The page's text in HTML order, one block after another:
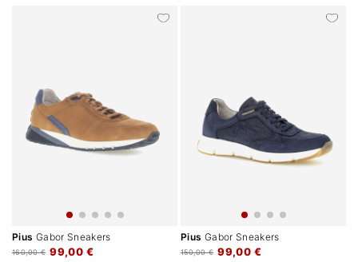
Pius Gabor Sneakers
99,00 €
160,00 €
Pius Gabor Sneakers
99,00 €
150,00 €